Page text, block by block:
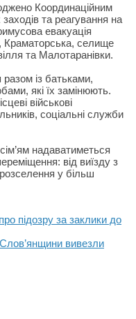
Координаційним
та реагування на
евакуація
Краматорська, селище
та Малотаранівки.
разом із батьками,
які їх замінюють.
військові
соціальні служби
надаватиметься
від виїзду з
у більш
підозру за заклики до
Слов’янщини вивезли